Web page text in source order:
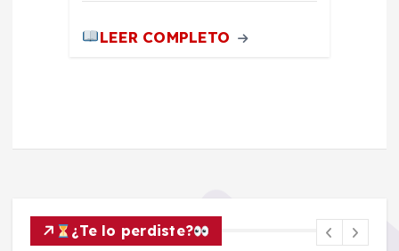
LEER COMPLETO
¿Te lo perdiste?